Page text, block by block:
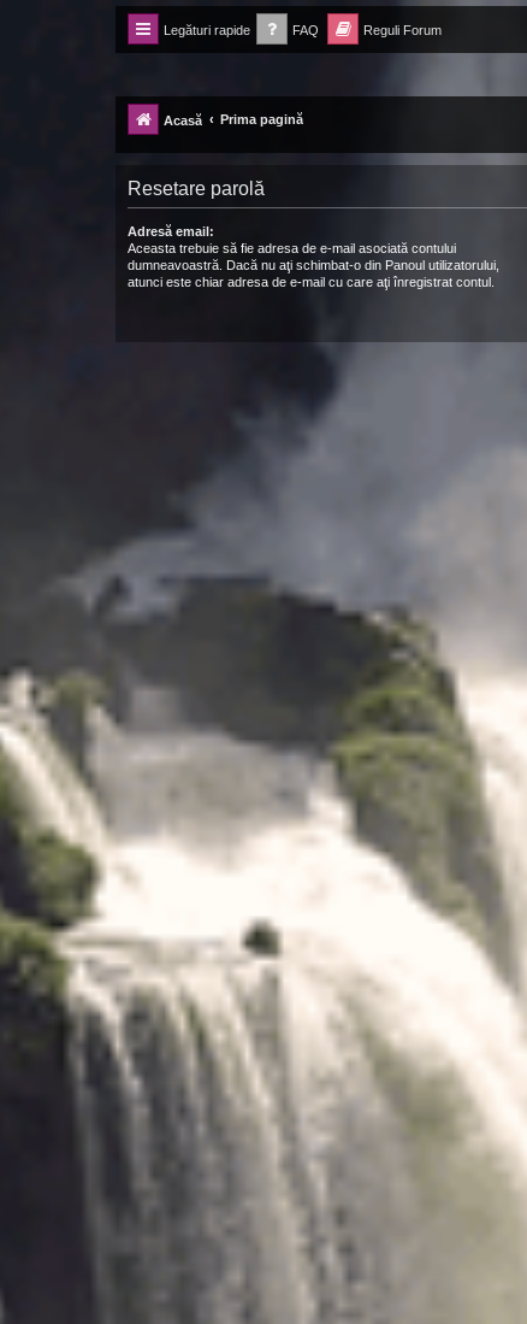
Legături rapide FAQ Reguli Forum
Forum Ecolomania™®
-= Idei pentru viitor =-
Acasă Prima pagină
Resetare parolă
Adresă email:
Aceasta trebuie să fie adresa de e-mail asociată contului
dumneavoastră. Dacă nu aţi schimbat-o din Panoul utilizatorului,
atunci este chiar adresa de e-mail cu care aţi înregistrat contul.